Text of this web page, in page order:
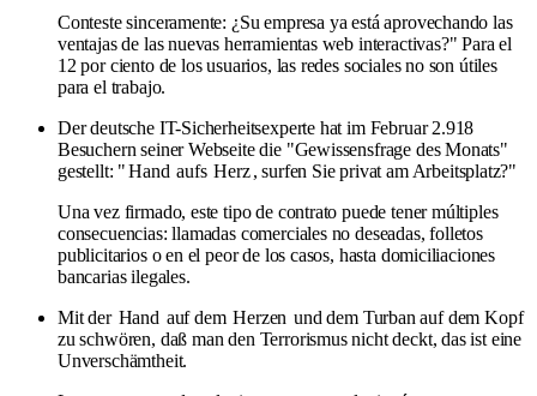
Conteste sinceramente: ¿Su empresa ya está aprovechando las
ventajas de las nuevas herramientas web interactivas?" Para el
12 por ciento de los usuarios, las redes sociales no son útiles
para el trabajo.
Der deutsche IT-Sicherheitsexperte hat im Februar 2.918
Besuchern seiner Webseite die "Gewissensfrage des Monats"
gestellt: "Hand aufs Herz, surfen Sie privat am Arbeitsplatz?"
Una vez firmado, este tipo de contrato puede tener múltiples
consecuencias: llamadas comerciales no deseadas, folletos
publicitarios o en el peor de los casos, hasta domiciliaciones
bancarias ilegales.
Mit der Hand auf dem Herzen und dem Turban auf dem Kopf
zu schwören, daß man den Terrorismus nicht deckt, das ist eine
Unverschämtheit.